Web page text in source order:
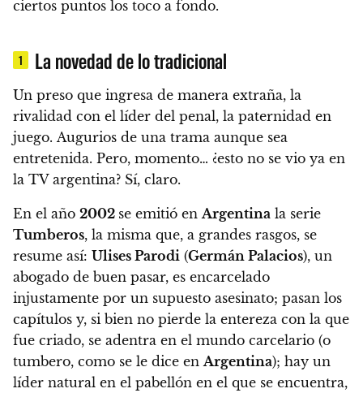
ciertos puntos los toco a fondo.
1 La novedad de lo tradicional
Un preso que ingresa de manera extraña, la
rivalidad con el líder del penal, la paternidad en
juego. Augurios de una trama aunque sea
entretenida. Pero, momento… ¿esto no se vio ya en
la TV argentina? Sí, claro.
En el año 2002 se emitió enArgentina la serie
Tumberos, la misma que, a grandes rasgos, se
resume así: Ulises Parodi (Germán Palacios), un
abogado de buen pasar, es encarcelado
injustamente por un supuesto asesinato; pasan los
capítulos y, si bien no pierde la entereza con la que
fue criado, se adentra en el mundo carcelario (o
tumbero, como se le dice enArgentina); hay un
líder natural en el pabellón en el que se encuentra,